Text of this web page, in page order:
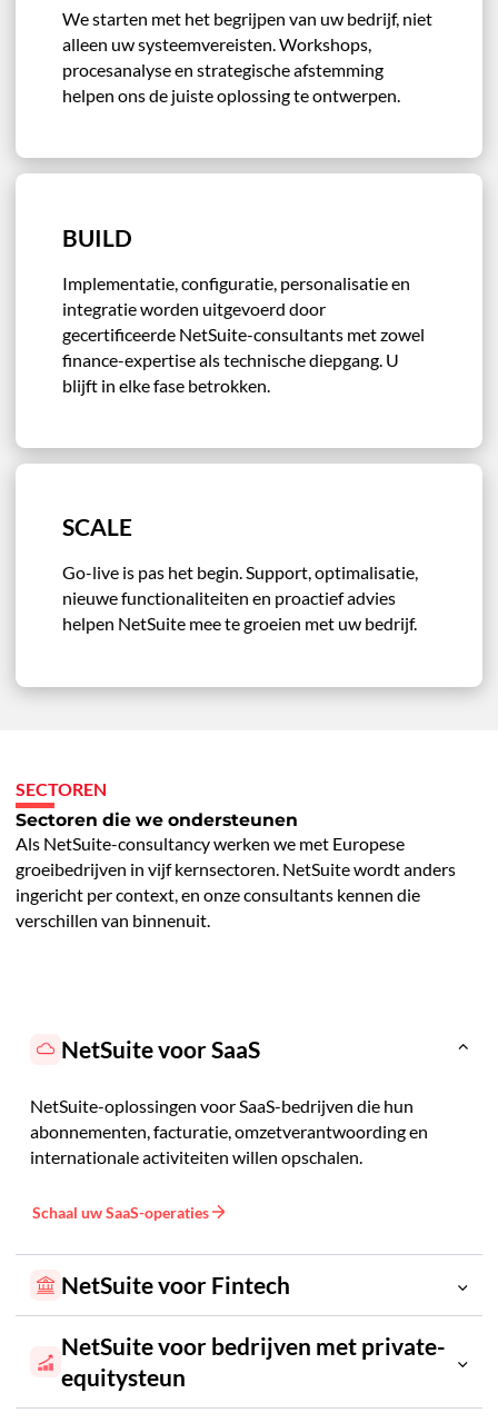
We starten met het begrijpen van uw bedrijf, niet
alleen uw systeemvereisten. Workshops,
procesanalyse en strategische afstemming
helpen ons de juiste oplossing te ontwerpen.
BUILD
Implementatie, configuratie, personalisatie en
integratie worden uitgevoerd door
gecertificeerde NetSuite-consultants met zowel
finance-expertise als technische diepgang. U
blijft in elke fase betrokken.
SCALE
Go-live is pas het begin. Support, optimalisatie,
nieuwe functionaliteiten en proactief advies
helpen NetSuite mee te groeien met uw bedrijf.
SECTOREN
Sectoren die we ondersteunen
Als NetSuite-consultancy werken we met Europese
groeibedrijven in vijf kernsectoren. NetSuite wordt anders
ingericht per context, en onze consultants kennen die
verschillen van binnenuit.
NetSuite voor SaaS
NetSuite-oplossingen voor SaaS-bedrijven die hun
abonnementen, facturatie, omzetverantwoording en
internationale activiteiten willen opschalen.
Schaal uw SaaS-operaties
NetSuite voor Fintech
NetSuite voor bedrijven met private-
equitysteun